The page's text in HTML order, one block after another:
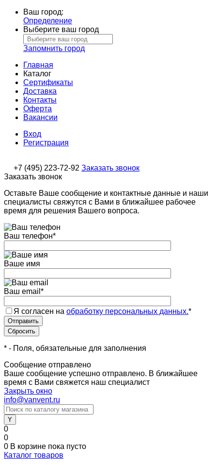
Ваш город:
Определение
Выберите ваш город
Запомнить город
Главная
Каталог
Сертификаты
Доставка
Контакты
Оферта
Вакансии
Вход
Регистрация
+7 (495) 223-72-92 Заказать звонок
Заказать звонок
Оставьте Ваше сообщение и контактные данные и наши
специалисты свяжутся с Вами в ближайшее рабочее
время для решения Вашего вопроса.
Ваш телефон*
Ваше имя
Ваш email *
Я согласен на обработку персональных данных.*
* - Поля, обязательные для заполнения
Сообщение отправлено
Ваше сообщение успешно отправлено. В ближайшее
время с Вами свяжется наш специалист
Закрыть окно
info@vanvent.ru
0
0
0 В корзине пока пусто
Каталог товаров